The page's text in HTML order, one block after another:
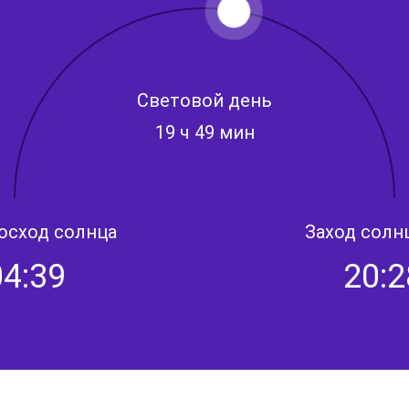
Световой день
19 ч 49 мин
солнца Заход